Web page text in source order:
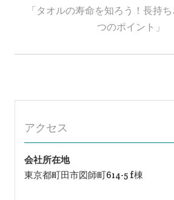
ゲ
シ
「タオルの寿命を知ろう！長持
つのポイント」
アクセス
会社所在地
東京都町田市図師町614-5 f棟